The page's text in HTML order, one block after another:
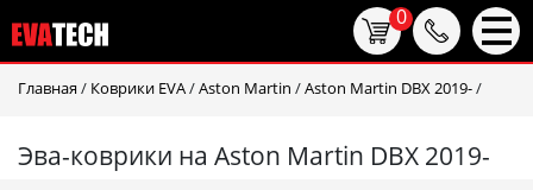
Главная / Коврики EVA/Aston Martin /Aston Martin DBX 2019-/
Эва-коврики на Aston Martin DBX 2019-
0